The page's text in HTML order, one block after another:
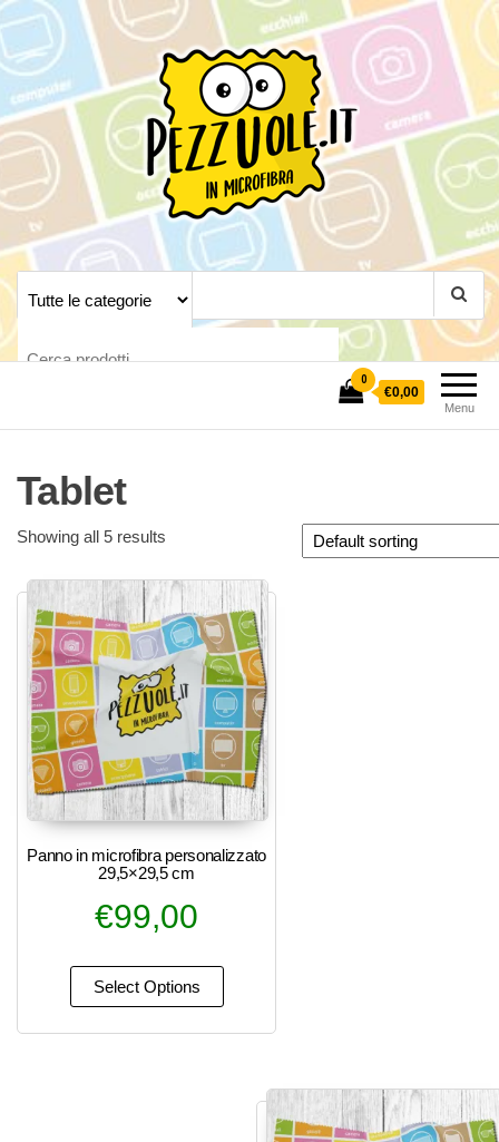
Pezzuole.it
Menu
0
€0,00
Tablet
Showing all 5 results
Panno in microfibra personalizzato
29,5×29,5 cm
€99,00
Select Options